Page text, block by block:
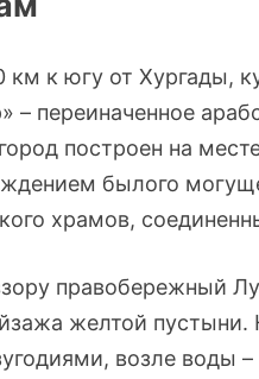
км к югу от Хургады,
– переиначенное
построен на
былого
храмов,
правобережный
желтой
возле воды